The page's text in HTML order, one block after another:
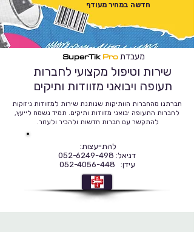
חדשה במחיר מעודף
מעבדת SuperTikPro
שירות וטיפול מקצועי לחברות
תעופה ויבואני מזוודות ותיקים
חברתנו מהחברות הוותיקות שנותנת שירות למזוודות ניזוקות
לחברות התעופה יבואני מזוודות ותיקים. תמיד נשמח לייעץ,
להתקשר עם חברות חדשות ולהכיר ולעזור.
להתייעצות:
דניאל: 052-6249-498
עידן: 052-4056-448